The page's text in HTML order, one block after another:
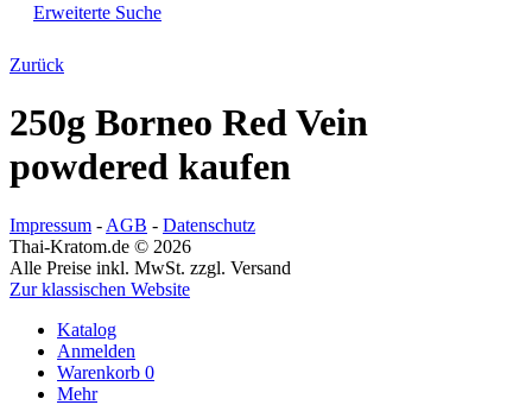
Erweiterte Suche
Zurück
250g Borneo Red Vein
powdered kaufen
Impressum - AGB - Datenschutz
Thai-Kratom.de © 2026
Alle Preise inkl. MwSt. zzgl. Versand
Zur klassischen Website
Katalog
Anmelden
Warenkorb 0
Mehr